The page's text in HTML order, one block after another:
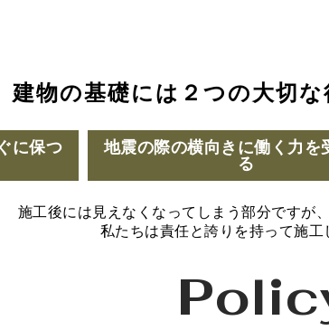
建物の基礎には２つの大切な
に保つ
地震の際の横向きに働く力を
る
施工後には見えなくなってしまう部分ですが
私たちは責任と誇りを持って施工